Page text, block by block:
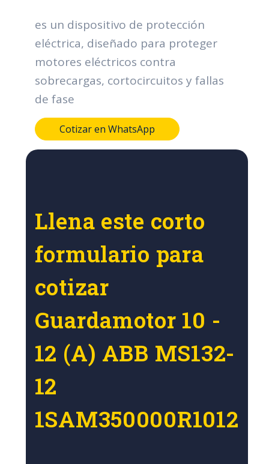
es un dispositivo de protección
eléctrica, diseñado para proteger
motores eléctricos contra
sobrecargas, cortocircuitos y fallas
de fase
Cotizar en WhatsApp
Llena este corto
formulario para
cotizar
Guardamotor 10 -
12 (A) ABB MS132-
12
1SAM350000R1012